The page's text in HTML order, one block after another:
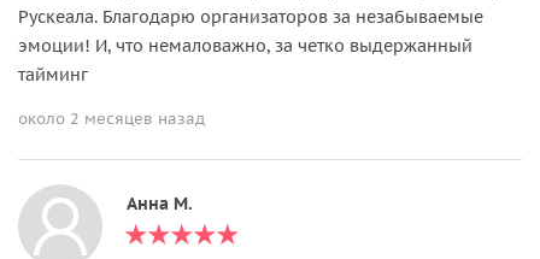
Рускеала. Благодарю организаторов за незабываемые
эмоции! И, что немаловажно, за четко выдержанный
тайминг
около 2 месяцев назад
Анна М.